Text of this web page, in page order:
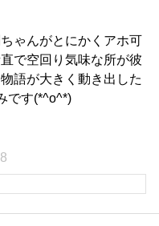
ゃんがとにかくアホ可
で空回り気味な所が彼
語が大きく動き出した
です(*^o^*)